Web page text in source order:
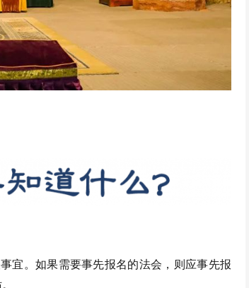
宜。如果需要事先报名的法会，则应事先报